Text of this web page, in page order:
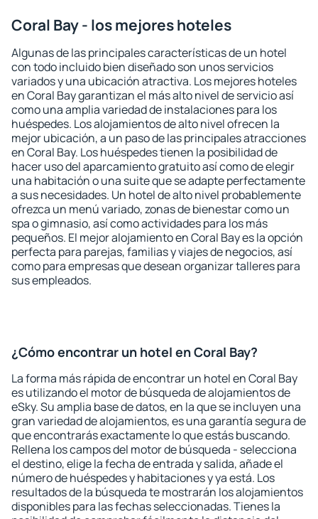
Coral Bay - los mejores hoteles
Algunas de las principales características de un hotel
con todo incluido bien diseñado son unos servicios
variados y una ubicación atractiva. Los mejores hoteles
en Coral Bay garantizan el más alto nivel de servicio así
como una amplia variedad de instalaciones para los
huéspedes. Los alojamientos de alto nivel ofrecen la
mejor ubicación, a un paso de las principales atracciones
en Coral Bay. Los huéspedes tienen la posibilidad de
hacer uso del aparcamiento gratuito así como de elegir
una habitación o una suite que se adapte perfectamente
a sus necesidades. Un hotel de alto nivel probablemente
ofrezca un menú variado, zonas de bienestar como un
spa o gimnasio, así como actividades para los más
pequeños. El mejor alojamiento en Coral Bay es la opción
perfecta para parejas, familias y viajes de negocios, así
como para empresas que desean organizar talleres para
sus empleados.
¿Cómo encontrar un hotel en Coral Bay?
La forma más rápida de encontrar un hotel en Coral Bay
es utilizando el motor de búsqueda de alojamientos de
eSky. Su amplia base de datos, en la que se incluyen una
gran variedad de alojamientos, es una garantía segura de
que encontrarás exactamente lo que estás buscando.
Rellena los campos del motor de búsqueda - selecciona
el destino, elige la fecha de entrada y salida, añade el
número de huéspedes y habitaciones y ya está. Los
resultados de la búsqueda te mostrarán los alojamientos
disponibles para las fechas seleccionadas. Tienes la